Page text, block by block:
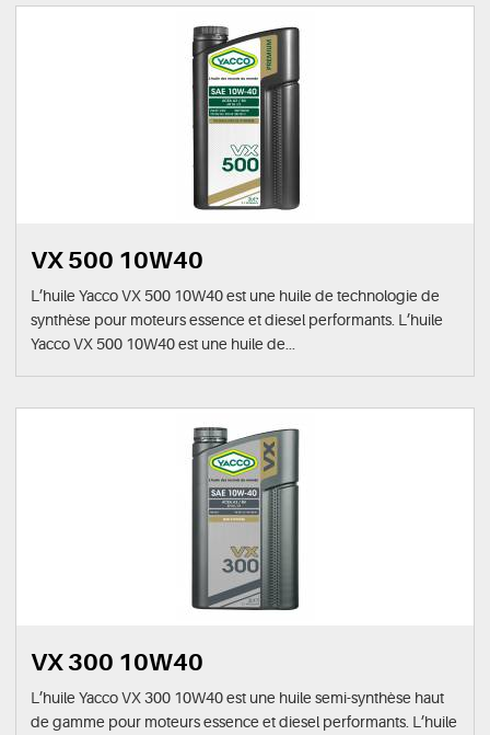
VX 500 10W40
L’huile Yacco VX 500 10W40 est une huile de technologie de
synthèse pour moteurs essence et diesel performants. L’huile
Yacco VX 500 10W40 est une huile de...
VX 300 10W40
L’huile Yacco VX 300 10W40 est une huile semi-synthèse haut
de gamme pour moteurs essence et diesel performants. L’huile